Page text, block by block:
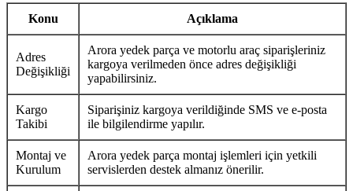
Konu Açıklama
Adres
Değişikliği
Arora yedek parça ve motorlu araç siparişleriniz
kargoya verilmeden önce adres değişikliği
yapabilirsiniz.
Kargo
Takibi
Siparişiniz kargoya verildiğinde SMS ve e-posta
ile bilgilendirme yapılır.
Montaj ve
Kurulum
Arora yedek parça montaj işlemleri için yetkili
servislerden destek almanız önerilir.